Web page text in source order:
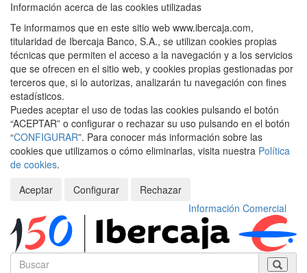
Información acerca de las cookies utilizadas
Te informamos que en este sitio web www.ibercaja.com,
titularidad de Ibercaja Banco, S.A., se utilizan cookies propias
técnicas que permiten el acceso a la navegación y a los servicios
que se ofrecen en el sitio web, y cookies propias gestionadas por
terceros que, si lo autorizas, analizarán tu navegación con fines
estadísticos.
Puedes aceptar el uso de todas las cookies pulsando el botón
“ACEPTAR” o configurar o rechazar su uso pulsando en el botón
“CONFIGURAR”. Para conocer más información sobre las
cookies que utilizamos o cómo eliminarlas, visita nuestra Política
de cookies.
Aceptar
Configurar
Rechazar
Información Comercial